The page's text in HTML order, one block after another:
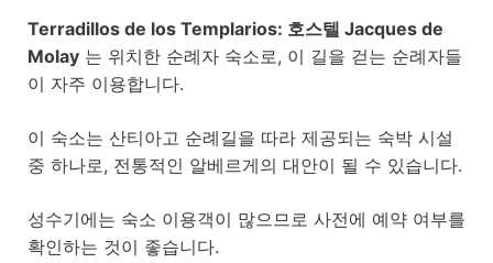
Terradillos de los Templarios: 호스텔 Jacques de
Molay 는 위치한 순례자 숙소로, 이 길을 걷는 순례자들
이 자주 이용합니다.
이 숙소는 산티아고 순례길을 따라 제공되는 숙박 시설
중 하나로, 전통적인 알베르게의 대안이 될 수 있습니다.
성수기에는 숙소 이용객이 많으므로 사전에 예약 여부를
확인하는 것이 좋습니다.